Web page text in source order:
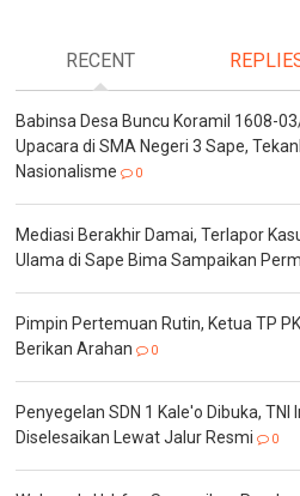
RECENT
Babinsa Desa Buncu Koramil 1608-
Upacara di SMA Negeri 3 Sape,
Nasionalisme
0
Mediasi Berakhir Damai, Terlapor
Ulama di Sape Bima Sampaikan
Pimpin Pertemuan Rutin, Ketua TP
Berikan Arahan
0
Penyegelan SDN 1 Kale'o Dibuka, TNI
Diselesaikan Lewat Jalur Resmi
0